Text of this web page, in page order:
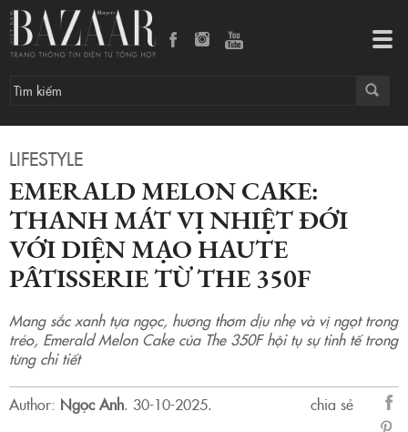
LIFESTYLE
EMERALD MELON CAKE:
THANH MÁT VỊ NHIỆT ĐỚI
VỚI DIỆN MẠO HAUTE
PÂTISSERIE TỪ THE 350F
Mang sắc xanh tựa ngọc, hương thơm dịu nhẹ và vị ngọt trong
trẻo, Emerald Melon Cake của The 350F hội tụ sự tinh tế trong
từng chi tiết
Author: Ngọc Anh. 30-10-2025.
chia sẻ